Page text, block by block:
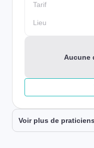
Tarif
Lieu
Aucune
Voir plus de praticiens